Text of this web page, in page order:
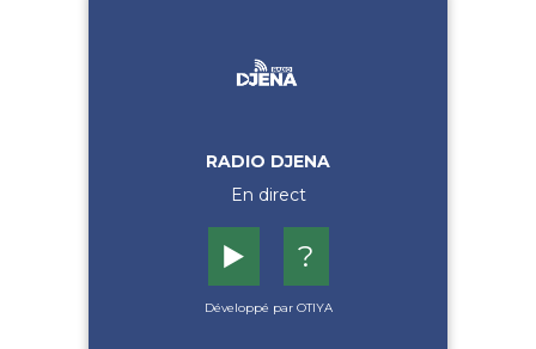
RADIO DJENA
En direct
▶️ ?
Développé par OTIYA